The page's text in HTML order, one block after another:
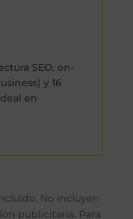
SEO, on-
y 16
en
No incluyen
publicitaria. Para